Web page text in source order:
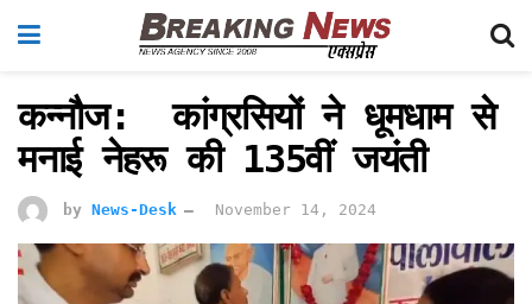
कन्नौज: कांग्रसियों ने धूमधाम से
मनाई नेहरू की 135वीं जयंती
by News-Desk November 14, 2024